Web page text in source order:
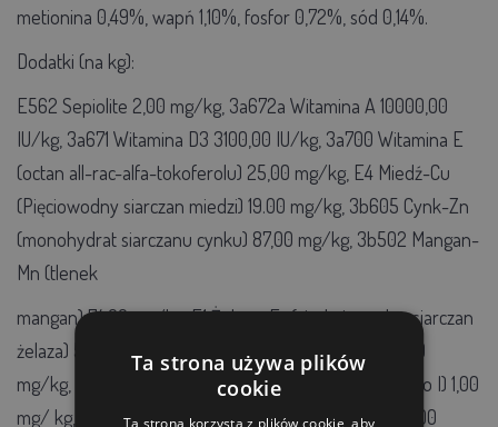
metionina 0,49%, wapń 1,10%, fosfor 0,72%, sód 0,14%.
Dodatki (na kg):
E562 Sepiolite 2,00 mg/kg, 3a672a Witamina A 10000,00
IU/kg, 3a671 Witamina D3 3100,00 IU/kg, 3a700 Witamina E
(octan all-rac-alfa-tokoferolu) 25,00 mg/kg, E4 Miedź-Cu
(Pięciowodny siarczan miedzi) 19.00 mg/kg, 3b605 Cynk-Zn
(monohydrat siarczanu cynku) 87,00 mg/kg, 3b502 Mangan-
Mn (tlenek
mangan) 74,00 mg/kg, E1 Żelazo-Fe (siedmiowodny siarczan
żelaza) 50,00 mg/kg, E8 Selen-Se (selenin sodu) 0,40
mg/kg, 3b202 Bezwodny jodan wapnia Ca(JO3)2 (jako I) 1,00
mg/ kg, 4a11 Endo-1,4-beta-ksylanaza EC 3.2.1.8 1600,00
Ta strona używa plików
cookie
Ta strona korzysta z plików cookie, aby